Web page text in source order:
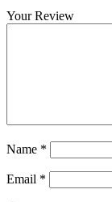
Your Review
Name *
Email *